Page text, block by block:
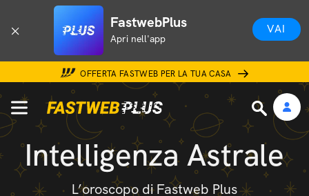
FastwebPlus
Apri nell'app
VAI
OFFERTA FASTWEB PER LA TUA CASA
Intelligenza Astrale
L’oroscopo di Fastweb Plus